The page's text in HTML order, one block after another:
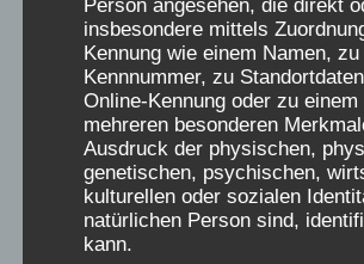
Person angesehen, die direkt
insbesondere mittels
Kennung wie einem Namen, zu
Kennnummer, zu
Online-Kennung oder zu einem
mehreren besonderen
Ausdruck der physischen,
genetischen, psychischen,
kulturellen oder sozialen
natürlichen Person sind,
kann.